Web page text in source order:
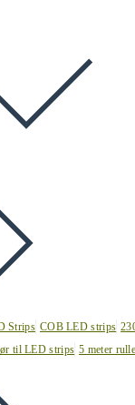
Strips COB LED strips
til LED strips 5 meter